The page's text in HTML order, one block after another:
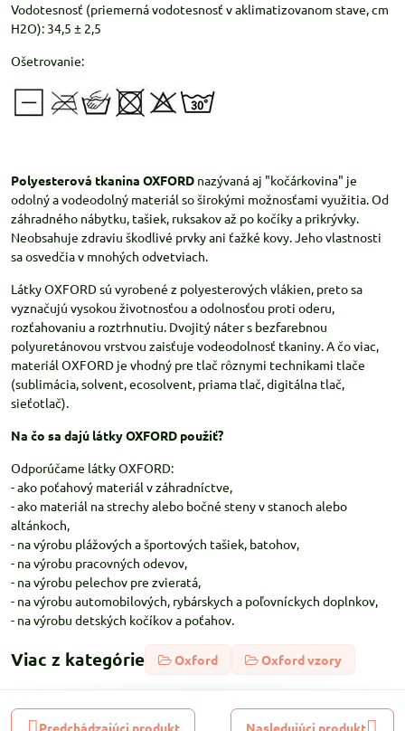
Vodotesnosť (priemerná vodotesnosť v aklimatizovanom stave, cm
H2O): 34,5 ± 2,5
Ošetrovanie:
Polyesterová tkanina OXFORD nazývaná aj "kočárkovina" je
odolný a vodeodolný materiál so širokými možnosťami využitia. Od
záhradného nábytku, tašiek, ruksakov až po kočíky a prikrývky.
Neobsahuje zdraviu škodlivé prvky ani ťažké kovy. Jeho vlastnosti
sa osvedčia v mnohých odvetviach.
Látky OXFORD sú vyrobené z polyesterových vlákien, preto sa
vyznačujú vysokou životnosťou a odolnosťou proti oderu,
rozťahovaniu a roztrhnutiu. Dvojitý náter s bezfarebnou
polyuretánovou vrstvou zaisťuje vodeodolnosť tkaniny. A čo viac,
materiál OXFORD je vhodný pre tlač rôznymi technikami tlače
(sublimácia, solvent, ecosolvent, priama tlač, digitálna tlač,
sieťotlač).
Na čo sa dajú látky OXFORD použiť?
Odporúčame látky OXFORD:
- ako poťahový materiál v záhradníctve,
- ako materiál na strechy alebo bočné steny v stanoch alebo
altánkoch,
- na výrobu plážových a športových tašiek, batohov,
- na výrobu pracovných odevov,
- na výrobu pelechov pre zvieratá,
- na výrobu automobilových, rybárskych a poľovníckych doplnkov,
- na výrobu detských kočíkov a poťahov.
Viac z kategórie Oxford Oxford vzory
Predchádzajúci produkt Nasledujúci produkt